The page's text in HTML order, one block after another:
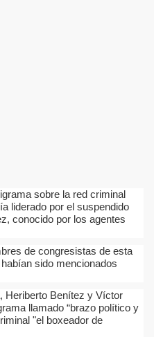
sobre la red criminal
liderado por el suspendido
conocido por los agentes
de congresistas de esta
sido mencionados
Heriberto Benítez y Víctor
llamado “brazo político y
"el boxeador de
REGIONALES
del Proyecto